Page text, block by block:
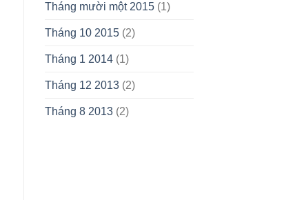
Tháng mười một 2015(1)
Tháng 10 2015(2)
Tháng 1 2014(1)
Tháng 12 2013(2)
Tháng 8 2013(2)